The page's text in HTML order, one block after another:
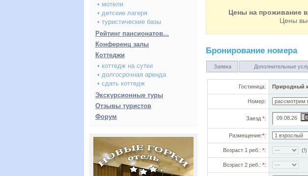
• мотели
• детские лагеря
• туристические базы
Рейтинг пансионатов...
Конференц залы
Коттеджи
• коттедж на сутки
• долгосрочная аренда
• сдать коттедж
Экскурсионные туры
Отзывы туристов
Форум
Цены на проживание
Цены
Бронирование номера
Заявка Дополнительные
Гостиница: Природный
Номер:
Заезд *:
Размещение:*:
Возраст 1 реб.: *: (!)
Возраст 2 реб.: *: